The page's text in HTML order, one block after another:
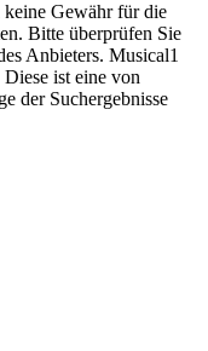
Gewähr für die
Bitte überprüfen Sie
Anbieters. Musical1
ist eine von
der Suchergebnisse